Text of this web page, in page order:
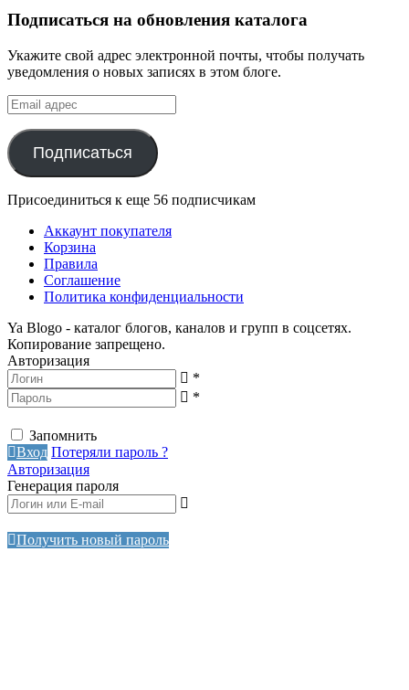
Подписаться на обновления каталога
Укажите свой адрес электронной почты, чтобы получать
уведомления о новых записях в этом блоге.
Email
адрес
Подписаться
Присоединиться к еще 56 подписчикам
Аккаунт покупателя
Корзина
Правила
Соглашение
Политика конфиденциальности
Ya Blogo - каталог блогов, каналов и групп в соцсетях.
Копирование запрещено.
Авторизация
*
*
Запомнить
Вход Потеряли пароль ?
Авторизация
Генерация пароля
Получить новый пароль